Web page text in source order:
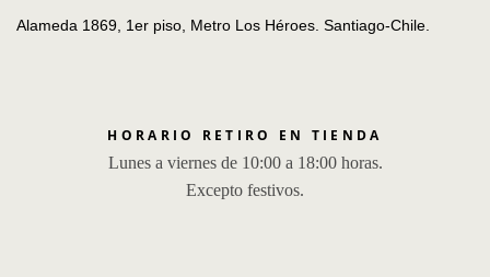
Alameda 1869, 1er piso, Metro Los Héroes. Santiago-Chile.
HORARIO RETIRO EN TIENDA
Lunes a viernes de 10:00 a 18:00 horas.
Excepto festivos.